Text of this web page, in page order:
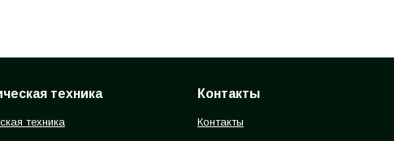
техника
техника
Контакты
Контакты